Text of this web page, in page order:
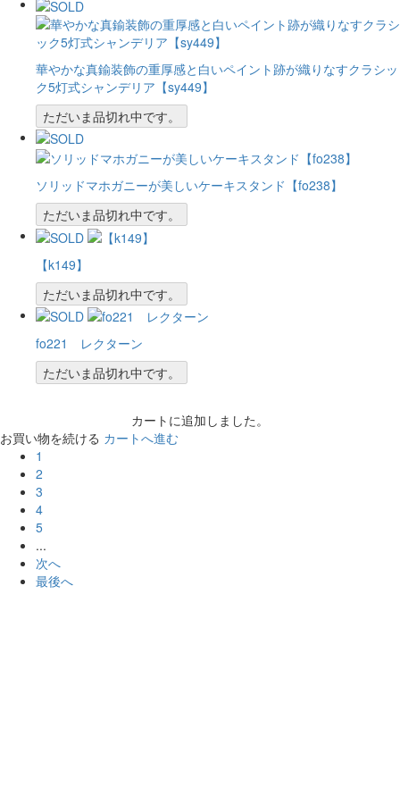
華やかな真鍮装飾の重厚感と白いペイント跡が織りなすクラシッ
ク5灯式シャンデリア【sy449】
ただいま品切れ中です。
ソリッドマホガニーが美しいケーキスタンド【fo238】
ただいま品切れ中です。
【k149】
ただいま品切れ中です。
fo221 レクターン
ただいま品切れ中です。
カートに追加しました。
お買い物を続ける カートへ進む
1
2
3
4
5
...
次へ
最後へ